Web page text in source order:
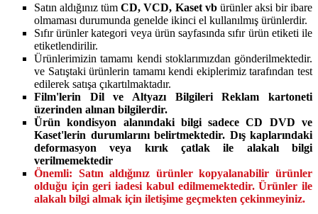
Satın aldığınız tümCD, VCD, Kaset vbürünler aksi bir ibare
olmaması durumunda genelde ikinci el kullanılmış ürünlerdir.
Sıfır ürünler kategori veya ürün sayfasında sıfır ürün etiketi ile
etiketlendirilir.
Ürünlerimizin tamamı kendi stoklarımızdan gönderilmektedir.
ve Satıştaki ürünlerin tamamı kendi ekiplerimiz tarafından test
edilerek satışa çıkartılmaktadır.
Film'lerin Dil ve Altyazı Bilgileri Reklam kartoneti
üzerinden alınan bilgilerdir.
Ürün kondisyon alanındaki bilgi sadece CD DVD ve
Kaset'lerin durumlarını belirtmektedir. Dış kaplarındaki
deformasyon veya kırık çatlak ile alakalı bilgi
verilmemektedir
Önemli: Satın aldığınız ürünler kopyalanabilir ürünler
olduğu için geri iadesi kabul edilmemektedir. Ürünler ile
alakalı bilgi almak için iletişime geçmekten çekinmeyiniz.